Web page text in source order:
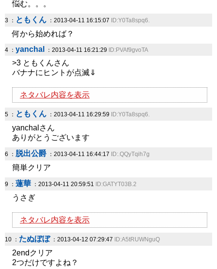
悩む。。。
3 ： ともくん ：2013-04-11 16:15:07 ID:Y0Ta8spq6.
何から始めれば？
4 ： yanchal ：2013-04-11 16:21:29 ID:PVAf9gvoTA
>3 ともくんさん
バナナにヒントが点滅⇓
ネタバレ内容を表示
5 ： ともくん ：2013-04-11 16:29:59 ID:Y0Ta8spq6.
yanchalさん
ありがとうございます
6 ： 脱出公爵 ：2013-04-11 16:44:17 ID:.QQyTqih7g
簡単クリア
9 ： 蓮華 ：2013-04-11 20:59:51 ID:GATYT03B.2
うさぎ
ネタバレ内容を表示
10 ： たぬぼぼ ：2013-04-12 07:29:47 ID:A5tRUWNguQ
2endクリア
2つだけですよね？